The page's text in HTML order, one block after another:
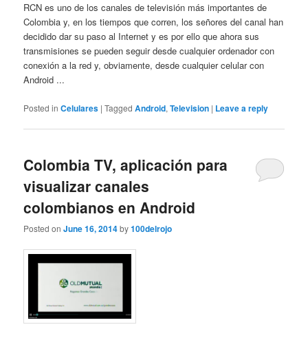
RCN es uno de los canales de televisión más importantes de
Colombia y, en los tiempos que corren, los señores del canal han
decidido dar su paso al Internet y es por ello que ahora sus
transmisiones se pueden seguir desde cualquier ordenador con
conexión a la red y, obviamente, desde cualquier celular con
Android ...
Posted in Celulares |Tagged Android,Television | Leave a reply
Colombia TV, aplicación para
visualizar canales
colombianos en Android
Posted onJune 16, 2014by100delrojo